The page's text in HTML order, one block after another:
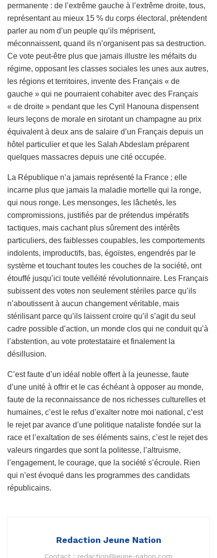
permanente : de l’extrême gauche à l’extrême droite, tous,
représentant au mieux 15 % du corps électoral, prétendent
parler au nom d’un peuple qu’ils méprisent,
méconnaissent, quand ils n’organisent pas sa destruction.
Ce vote peut-être plus que jamais illustre les méfaits du
régime, opposant les classes sociales les unes aux autres,
les régions et territoires, invente des Français « de
gauche » qui ne pourraient cohabiter avec des Français
« de droite » pendant que les Cyril Hanouna dispensent
leurs leçons de morale en sirotant un champagne au prix
équivalent à deux ans de salaire d’un Français depuis un
hôtel particulier et que les Salah Abdeslam préparent
quelques massacres depuis une cité occupée.
La République n’a jamais représenté la France ; elle
incarne plus que jamais la maladie mortelle qui la ronge,
qui nous ronge. Les mensonges, les lâchetés, les
compromissions, justifiés par de prétendus impératifs
tactiques, mais cachant plus sûrement des intérêts
particuliers, des faiblesses coupables, les comportements
indolents, improductifs, bas, égoïstes, engendrés par le
système et touchant toutes les couches de la société, ont
étouffé jusqu’ici toute velléité révolutionnaire. Les Français
subissent des votes non seulement stériles parce qu’ils
n’aboutissent à aucun changement véritable, mais
stérilisant parce qu’ils laissent croire qu’il s’agit du seul
cadre possible d’action, un monde clos qui ne conduit qu’à
l’abstention, au vote protestataire et finalement la
désillusion.
C’est faute d’un idéal noble offert à la jeunesse, faute
d’une unité à offrir et le cas échéant à opposer au monde,
faute de la reconnaissance de nos richesses culturelles et
humaines, c’est le refus d’exalter notre moi national, c’est
le rejet par avance d’une politique nataliste fondée sur la
race et l’exaltation de ses éléments sains, c’est le rejet des
valeurs ringardes que sont la politesse, l’altruisme,
l’engagement, le courage, que la société s’écroule. Rien
qui n’est évoqué dans les programmes des candidats
républicains.
Redaction Jeune Nation
Contact : redaction@jeune-nation.com